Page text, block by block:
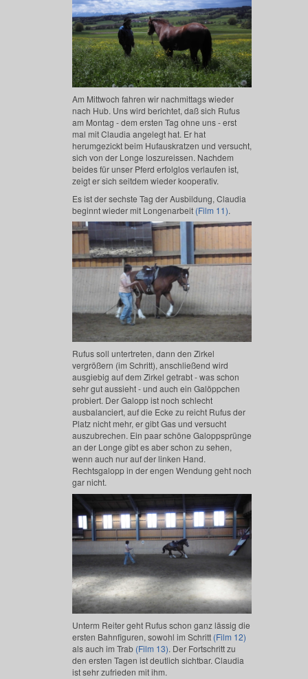
Am Mittwoch fahren wir nachmittags wieder
nach Hub. Uns wird berichtet, daß sich Rufus
am Montag - dem ersten Tag ohne uns - erst
mal mit Claudia angelegt hat. Er hat
herumgezickt beim Hufauskratzen und versucht,
sich von der Longe loszureissen. Nachdem
beides für unser Pferd erfolglos verlaufen ist,
zeigt er sich seitdem wieder kooperativ.
Es ist der sechste Tag der Ausbildung, Claudia
beginnt wieder mit Longenarbeit (Film 11).
Rufus soll untertreten, dann den Zirkel
vergrößern (im Schritt), anschließend wird
ausgiebig auf dem Zirkel getrabt - was schon
sehr gut aussieht - und auch ein Galöppchen
probiert. Der Galopp ist noch schlecht
ausbalanciert, auf die Ecke zu reicht Rufus der
Platz nicht mehr, er gibt Gas und versucht
auszubrechen. Ein paar schöne Galoppsprünge
an der Longe gibt es aber schon zu sehen,
wenn auch nur auf der linken Hand.
Rechtsgalopp in der engen Wendung geht noch
gar nicht.
Unterm Reiter geht Rufus schon ganz lässig die
ersten Bahnfiguren, sowohl im Schritt (Film 12)
als auch im Trab (Film 13). Der Fortschritt zu
den ersten Tagen ist deutlich sichtbar. Claudia
ist sehr zufrieden mit ihm.